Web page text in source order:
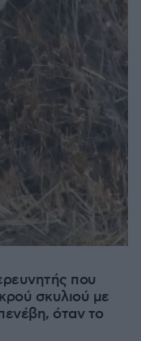
που
σκυλιού με
όταν το